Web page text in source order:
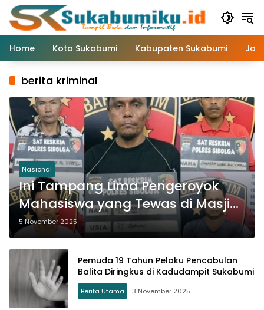
Langsung
konten
Home
Kota Sukabumi Kabupaten Sukabumi
berita kriminal
Nasional
Ini Tampang Lima Pengeroyok
Mahasiswa yang Tewas di Masjid
Agung Sibolga
5 November 2025
Pemuda 19 Tahun Pelaku Pencabulan
Balita Diringkus di Kadudampit Sukabumi
Berita Utama 3 November 2025